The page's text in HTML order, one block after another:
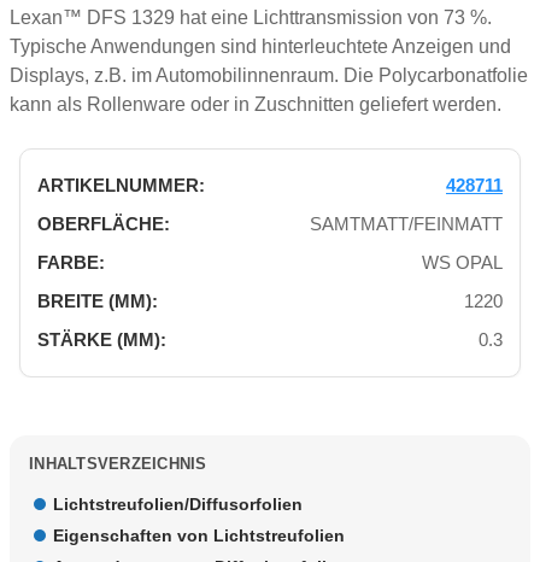
Lexan™ DFS 1329 hat eine Lichttransmission von 73 %.
Typische Anwendungen sind hinterleuchtete Anzeigen und
Displays, z.B. im Automobilinnenraum. Die Polycarbonatfolie
kann als Rollenware oder in Zuschnitten geliefert werden.
428711
SAMTMATT/FEINMATT
WS OPAL
1220
0.3
INHALTSVERZEICHNIS
Lichtstreufolien/Diffusorfolien
Eigenschaften von Lichtstreufolien